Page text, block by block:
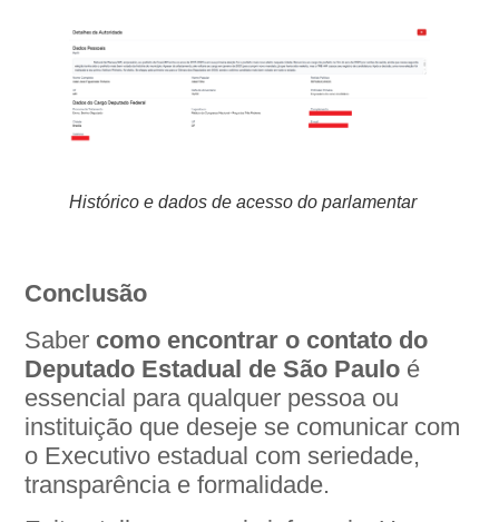
Histórico e dados de acesso do parlamentar
Conclusão
Saber como encontrar o contato do
Deputado Estadual de São Paulo é
essencial para qualquer pessoa ou
instituição que deseje se comunicar com
o Executivo estadual com seriedade,
transparência e formalidade.